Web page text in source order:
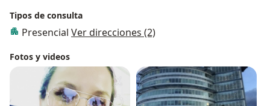
Tipos de consulta
Presencial Ver direcciones (2)
Fotos y videos